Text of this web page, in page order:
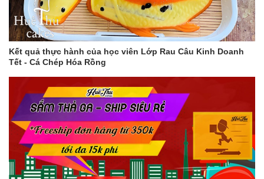
Kết quả thực hành của học viên Lớp Rau Câu Kinh Doanh
Tết - Cá Chép Hóa Rồng